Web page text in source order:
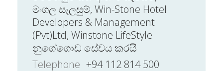
මංගල සැලසුම්, Win-Stone Hotel
Developers & Management
(Pvt)Ltd, Winstone LifeStyle
නුගේගොඩ සේවය කරයි
Telephone +94 112 814 500